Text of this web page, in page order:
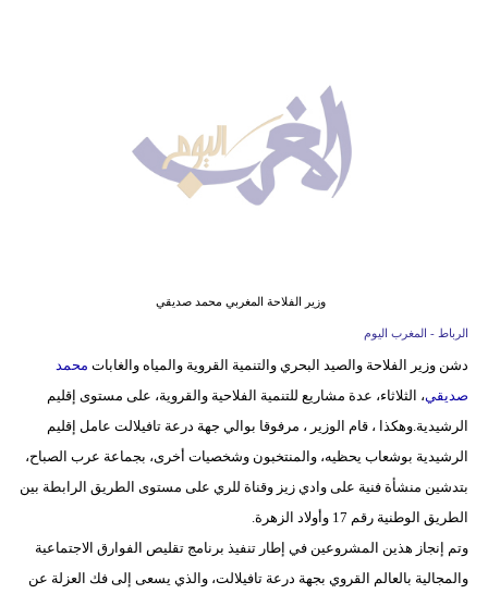
أزياء
إسلامية
علوم
بيئة
وزير الفلاحة المغربي محمد صديقي
الرباط - المغرب اليوم
دشن وزير الفلاحة والصيد البحري والتنمية القروية والمياه والغابات محمد
صديقي، الثلاثاء، عدة مشاريع للتنمية الفلاحية والقروية، على مستوى إقليم
الرشيدية.وهكذا ، قام الوزير ، مرفوقا بوالي جهة درعة تافيلالت عامل إقليم
الرشيدية بوشعاب يحظيه، والمنتخبون وشخصيات أخرى، بجماعة عرب الصباح،
بتدشين منشأة فنية على وادي زيز وقناة للري على مستوى الطريق الرابطة بين
الطريق الوطنية رقم 17 وأولاد الزهرة.
وتم إنجاز هذين المشروعين في إطار تنفيذ برنامج تقليص الفوارق الاجتماعية
والمجالية بالعالم القروي بجهة درعة تافيلالت، والذي يسعى إلى فك العزلة عن